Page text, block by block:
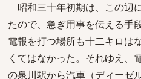
昭和三十年初期は、この辺
たので、急ぎ用事を伝える手
電報を打つ場所も十二キロは
くてはなかった。それゆえ、
の泉川駅から汽車（ディーゼ